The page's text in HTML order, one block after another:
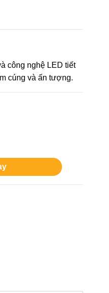
công nghệ LED tiết
cúng và ấn tượng.